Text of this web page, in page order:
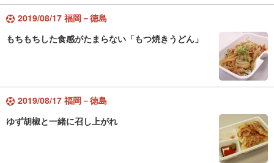
2019/08/17 福岡－徳島
もちもちした食感がたまらない「もつ焼きうどん」
2019/08/17 福岡－徳島
ゆず胡椒と一緒に召し上がれ